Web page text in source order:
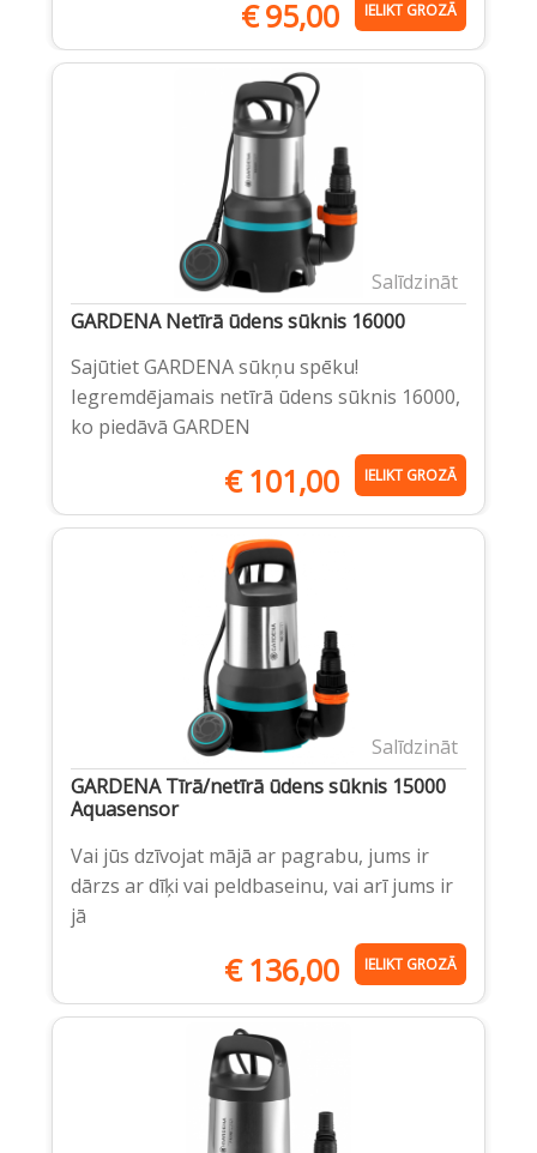
€95,00 IELIKT GROZĀ
Salīdzināt
GARDENA Netīrā ūdens sūknis 16000
Sajūtiet GARDENA sūkņu spēku!
Iegremdējamais netīrā ūdens sūknis 16000,
ko piedāvā GARDEN
€101,00 IELIKT GROZĀ
Salīdzināt
GARDENA Tīrā/netīrā ūdens sūknis 15000
Aquasensor
Vai jūs dzīvojat mājā ar pagrabu, jums ir
dārzs ar dīķi vai peldbaseinu, vai arī jums ir
jā
€136,00 IELIKT GROZĀ